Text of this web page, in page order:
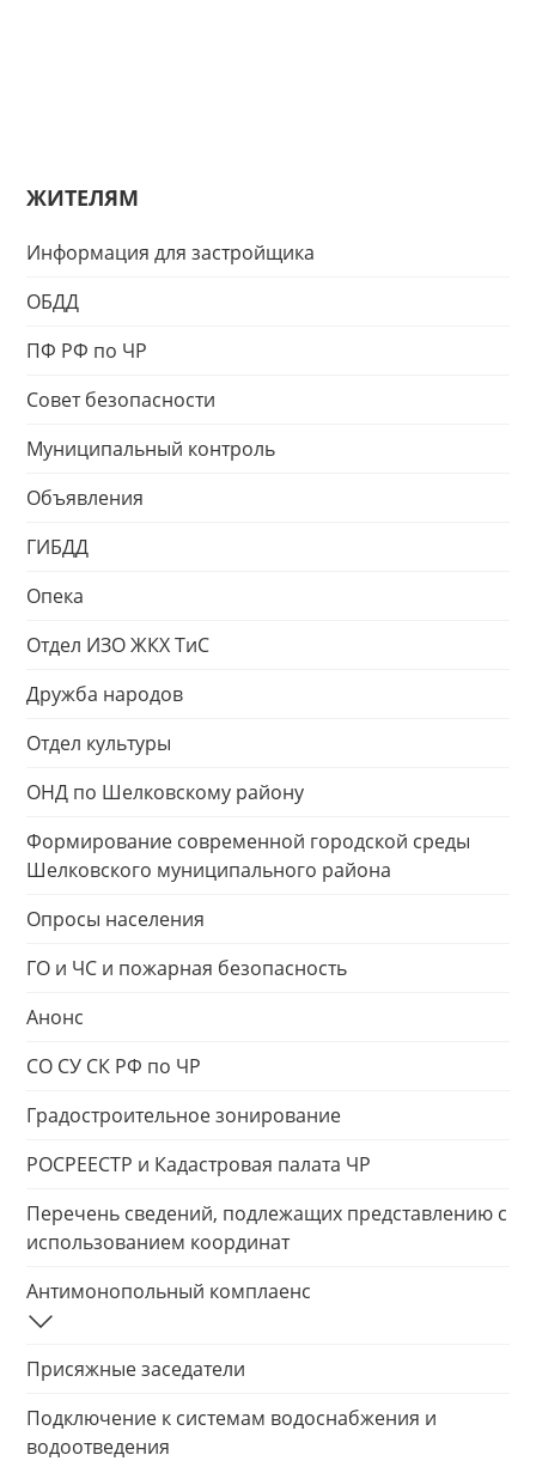
ЖИТЕЛЯМ
Информация для застройщика
ОБДД
ПФ РФ по ЧР
Совет безопасности
Муниципальный контроль
Объявления
ГИБДД
Опека
Отдел ИЗО ЖКХ ТиС
Дружба народов
Отдел культуры
ОНД по Шелковскому району
Формирование современной городской среды
Шелковского муниципального района
Опросы населения
ГО и ЧС и пожарная безопасность
Анонс
СО СУ СК РФ по ЧР
Градостроительное зонирование
РОСРЕЕСТР и Кадастровая палата ЧР
Перечень сведений, подлежащих представлению с
использованием координат
Антимонопольный комплаенс
Присяжные заседатели
Подключение к системам водоснабжения и
водоотведения